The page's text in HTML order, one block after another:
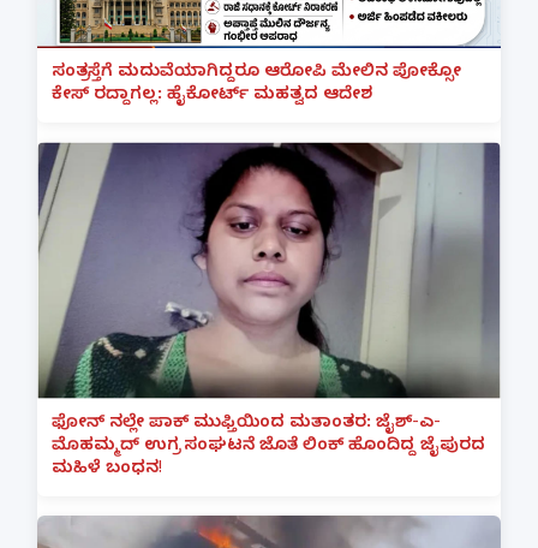
ಸಂತ್ರಸ್ತೆಗೆ ಮದುವೆಯಾಗಿದ್ದರೂ ಆರೋಪಿ ಮೇಲಿನ ಪೋಕ್ಸೋ
ಕೇಸ್ ರದ್ದಾಗಲ್ಲ: ಹೈಕೋರ್ಟ್ ಮಹತ್ವದ ಆದೇಶ
ಫೋನ್ ನಲ್ಲೇ ಪಾಕ್ ಮುಫ್ತಿಯಿಂದ ಮತಾಂತರ: ಜೈಶ್-ಎ-
ಮೊಹಮ್ಮದ್ ಉಗ್ರ ಸಂಘಟನೆ ಜೊತೆ ಲಿಂಕ್ ಹೊಂದಿದ್ದ ಜೈಪುರದ
ಮಹಿಳೆ ಬಂಧನ!